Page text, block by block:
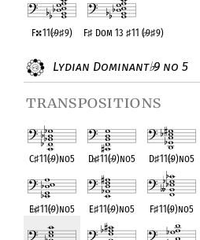
F 11(♭9♯9) F♯ Dom 13♯11 (♭9♯9)
Lydian Dominant♭9 no 5
transpositions
C♯11(♭9)no5 D♭♯11(♭9)no5 D♯11(♭9)no5
E♭♯11(♭9)no5 E♯11(♭9)no5 F♯11(♭9)no5